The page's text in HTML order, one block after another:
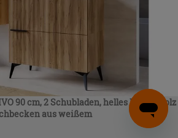
90 cm, 2 Schubladen, helles Eichenholz
aus weißem